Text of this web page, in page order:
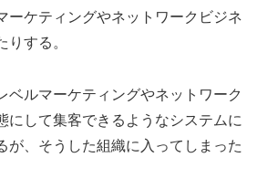
ーケティングやネットワークビジネ
りする。
ベルマーケティングやネットワーク
にして集客できるようなシステムに
が、そうした組織に入ってしまった